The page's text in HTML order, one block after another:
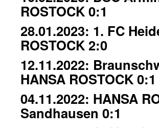
ROSTOCK 0:1
28.01.2023: 1. FC
ROSTOCK 2:0
12.11.2022:
HANSA ROSTOCK 0:1
04.11.2022: HANSA
Sandhausen 0:1